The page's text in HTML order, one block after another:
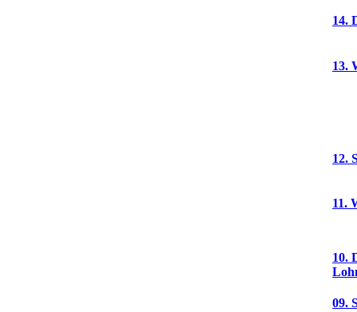
14.
13.
12.
11.
10.
09.